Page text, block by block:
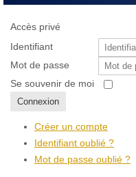
Accès privé
Identifiant
Mot de passe
Se souvenir de moi
Connexion
Créer un compte
Identifiant oublié ?
Mot de passe oublié ?